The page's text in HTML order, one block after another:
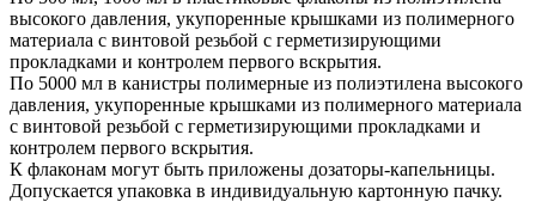
высокого давления, укупоренные крышками из полимерного
материала с винтовой резьбой с герметизирующими
прокладками и контролем первого вскрытия.
По 5000 мл в канистры полимерные из полиэтилена высокого
давления, укупоренные крышками из полимерного материала
с винтовой резьбой с герметизирующими прокладками и
контролем первого вскрытия.
К флаконам могут быть приложены дозаторы-капельницы.
Допускается упаковка в индивидуальную картонную пачку.